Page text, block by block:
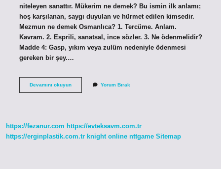
niteleyen sanattır. Mükerim ne demek? Bu ismin ilk anlamı;
hoş karşılanan, saygı duyulan ve hürmet edilen kimsedir.
Mezmun ne demek Osmanlıca? 1. Tercüme. Anlam.
Kavram. 2. Esprili, sanatsal, ince sözler. 3. Ne ödenmelidir?
Madde 4: Gasp, yıkım veya zulüm nedeniyle ödenmesi
gereken bir şey.…
Devamını okuyunMeknuz
Yorum Bırak
https://fezanur.com https://evteksavm.com.tr
https://erginplastik.com.tr knight online nttgame Sitemap